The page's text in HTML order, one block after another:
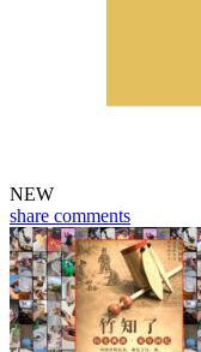
NEW
share comments